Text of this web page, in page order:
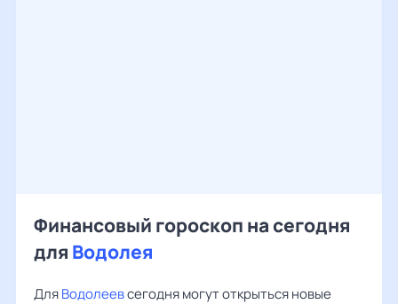
Финансовый гороскоп на сегодня
для Водолея
ДляВодолеевсегодня могут открыться новые